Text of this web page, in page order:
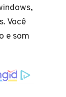
Você
e som